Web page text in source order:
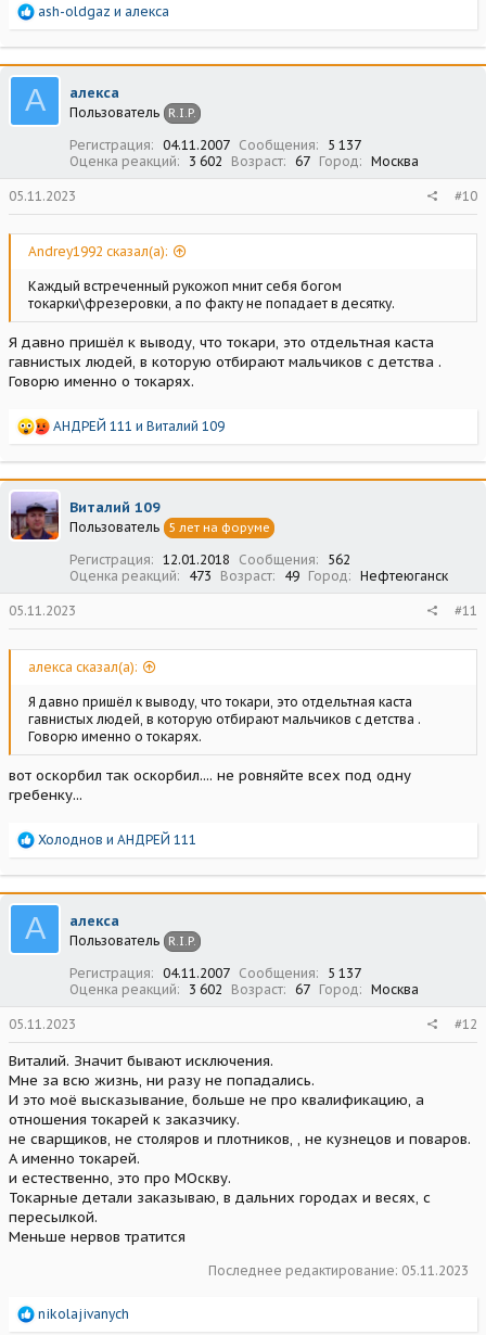
Р
а
к
ц
и
и
ash-oldgaz и алекса
А алекса
Пользователь R.I.P.
Регистрация 04.11.2007 Сообщения
5 137
Оценка реакций
3 602 Возраст 67 Город Москва
05.11.2023 #10
Andrey1992 сказал(а):
Каждый встреченный рукожоп мнит себя богом
токарки\фрезеровки, а по факту не попадает в десятку.
Я давно пришёл к выводу, что токари, это отдельтная каста
гавнистых людей, в которую отбирают мальчиков с детства .
Говорю именно о токарях.
Р
а
к
ц
и
и
АНДРЕЙ 111 и Виталий 109
Виталий 109
Пользователь 5 лет на форуме
Регистрация 12.01.2018 Сообщения
562
Оценка реакций
473 Возраст 49 Город Нефтеюганск
05.11.2023 #11
алекса сказал(а):
Я давно пришёл к выводу, что токари, это отдельтная каста
гавнистых людей, в которую отбирают мальчиков с детства .
Говорю именно о токарях.
вот оскорбил так оскорбил.... не ровняйте всех под одну
гребенку...
Р
а
к
ц
и
и
Холоднов и АНДРЕЙ 111
А алекса
Пользователь R.I.P.
Регистрация 04.11.2007 Сообщения
5 137
Оценка реакций
3 602 Возраст 67 Город Москва
05.11.2023 #12
Виталий. Значит бывают исключения.
Мне за всю жизнь, ни разу не попадались.
И это моё высказывание, больше не про квалификацию, а
отношения токарей к заказчику.
не сварщиков, не столяров и плотников, , не кузнецов и поваров.
А именно токарей.
и естественно, это про МОскву.
Токарные детали заказываю, в дальних городах и весях, с
пересылкой.
Меньше нервов тратится
Последнее редактирование: 05.11.2023
Р
nikolajivanych